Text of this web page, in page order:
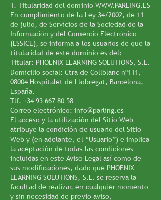
1. Titularidad del dominio WWW.PARLING.ES
En cumplimiento de la Ley 34/2002, de 11
de julio, de Servicios de la Sociedad de la
Información y del Comercio Electrónico
(LSSICE), se informa a los usuarios de que la
titularidad de este dominio es del:
Titular: PHOENIX LEARNING SOLUTIONS, S.L.
Domicilio social: Ctra de Collblanc nº111,
08004 Hospitalet de Llobregat, Barcelona,
España.
Tlf. +34 93 667 80 58
Correo electrónico: info@parling.es
El acceso y la utilización del Sitio Web
atribuye la condición de usuario del Sitio
Web y (en adelante, el “Usuario”) e implica
la aceptación de todas las condiciones
incluidas en este Aviso Legal así como de
sus modificaciones, dado que PHOENIX
LEARNING SOLUTIONS, S.L. se reserva la
facultad de realizar, en cualquier momento
y sin necesidad de previo aviso,